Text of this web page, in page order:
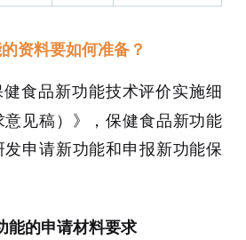
资料要如何准备？
食品新功能技术评价实施细
见稿）》，保健食品新功能
申请新功能和申报新功能保
能的申请材料要求